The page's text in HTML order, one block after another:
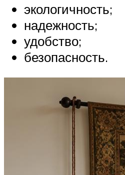
экологичность;
надежность;
удобство;
безопасность.